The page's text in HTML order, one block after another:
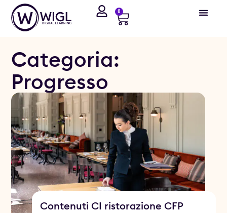
0
Categoria:
Progresso
Contenuti CI ristorazione CFP